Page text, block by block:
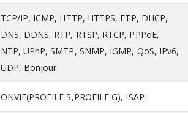
TCP/IP, ICMP, HTTP, HTTPS, FTP, DHCP,
DNS, DDNS, RTP, RTSP, RTCP, PPPoE,
NTP, UPnP, SMTP, SNMP, IGMP, QoS, IPv6,
UDP, Bonjour
ONVIF(PROFILE S,PROFILE G), ISAPI